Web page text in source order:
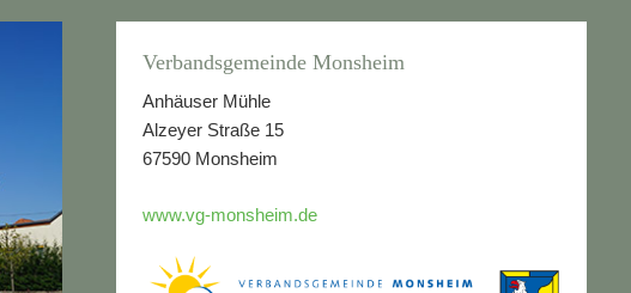
Verbandsgemeinde Monsheim
Anhäuser Mühle
Alzeyer Straße 15
67590 Monsheim
www.vg-monsheim.de